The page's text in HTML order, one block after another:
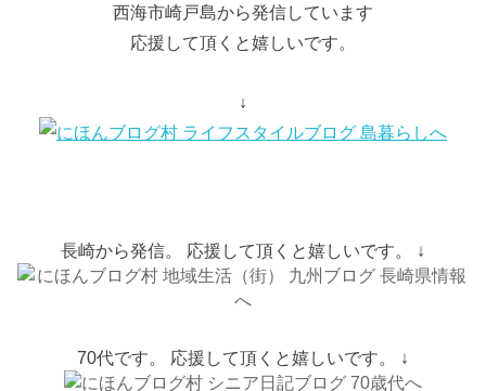
西海市崎戸島から発信しています
応援して頂くと嬉しいです。
↓
長崎から発信。 応援して頂くと嬉しいです。 ↓
70代です。 応援して頂くと嬉しいです。 ↓